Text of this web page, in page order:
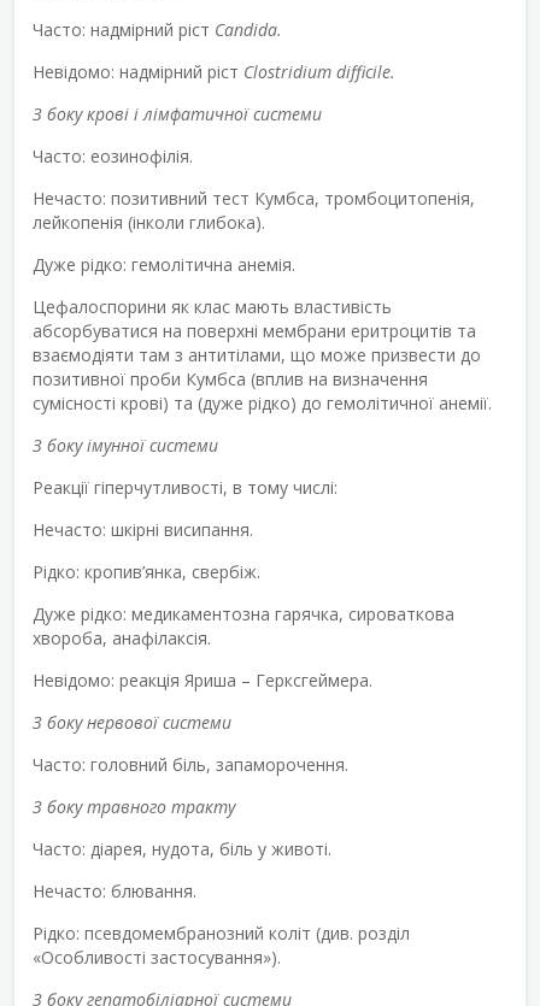
Часто: надмірний ріст Candida.
Невідомо: надмірний ріст Clostridium difficile.
З боку крові і лімфатичної системи
Часто: еозинофілія.
Нечасто: позитивний тест Кумбса, тромбоцитопенія,
лейкопенія (інколи глибока).
Дуже рідко: гемолітична анемія.
Цефалоспорини як клас мають властивість
абсорбуватися на поверхні мембрани еритроцитів та
взаємодіяти там з антитілами, що може призвести до
позитивної проби Кумбса (вплив на визначення
сумісності крові) та (дуже рідко) до гемолітичної анемії.
З боку імунної системи
Реакції гіперчутливості, в тому числі:
Нечасто: шкірні висипання.
Рідко: кропив’янка, свербіж.
Дуже рідко: медикаментозна гарячка, сироваткова
хвороба, анафілаксія.
Невідомо: реакція Яриша – Герксгеймера.
З боку нервової системи
Часто: головний біль, запаморочення.
З боку травного тракту
Часто: діарея, нудота, біль у животі.
Нечасто: блювання.
Рідко: псевдомембранозний коліт (див. розділ
«Особливості застосування»).
З боку гепатобіліарної системи